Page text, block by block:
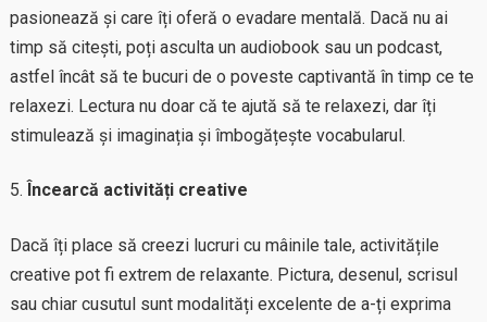
pasionează și care îți oferă o evadare mentală. Dacă nu ai
timp să citești, poți asculta un audiobook sau un podcast,
astfel încât să te bucuri de o poveste captivantă în timp ce te
relaxezi. Lectura nu doar că te ajută să te relaxezi, dar îți
stimulează și imaginația și îmbogățește vocabularul.
Încearcă activități creative
Dacă îți place să creezi lucruri cu mâinile tale, activitățile
creative pot fi extrem de relaxante. Pictura, desenul, scrisul
sau chiar cusutul sunt modalități excelente de a-ți exprima